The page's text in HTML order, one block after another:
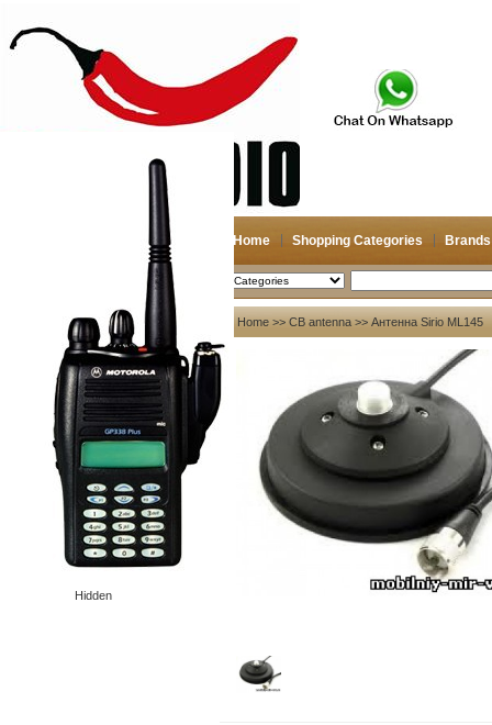
Home Shopping Categories Brands
2026-08-07 Search
Hidden
My account
Register
Login
Shopping Cart(0)
Compare Now(0)
Your Recent History
Home >> CB antenna >> Антенна Sirio ML145